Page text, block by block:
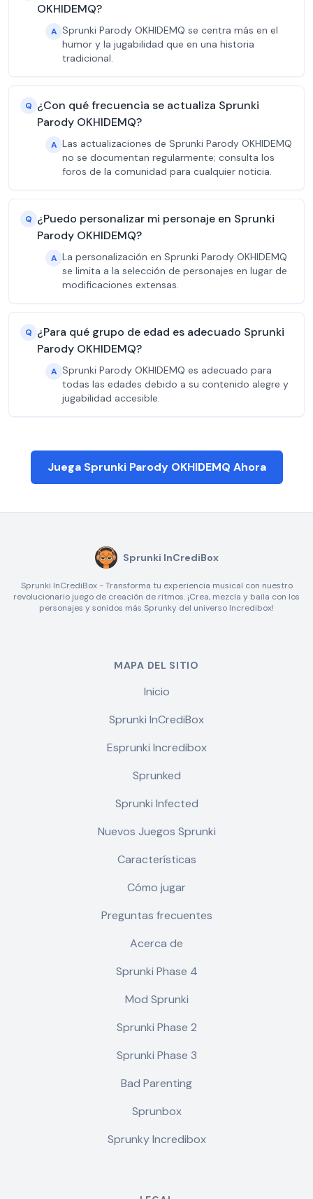
OKHIDEMQ?
A Sprunki Parody OKHIDEMQ se centra más en el
humor y la jugabilidad que en una historia
tradicional.
Q ¿Con qué frecuencia se actualiza Sprunki
Parody OKHIDEMQ?
A Las actualizaciones de Sprunki Parody OKHIDEMQ
no se documentan regularmente; consulta los
foros de la comunidad para cualquier noticia.
Q ¿Puedo personalizar mi personaje en Sprunki
Parody OKHIDEMQ?
A La personalización en Sprunki Parody OKHIDEMQ
se limita a la selección de personajes en lugar de
modificaciones extensas.
Q ¿Para qué grupo de edad es adecuado Sprunki
Parody OKHIDEMQ?
A Sprunki Parody OKHIDEMQ es adecuado para
todas las edades debido a su contenido alegre y
jugabilidad accesible.
Juega Sprunki Parody OKHIDEMQ Ahora
Sprunki InCrediBox
Sprunki InCrediBox - Transforma tu experiencia musical con nuestro
revolucionario juego de creación de ritmos. ¡Crea, mezcla y baila con los
personajes y sonidos más Sprunky del universo Incredibox!
MAPA DEL SITIO
Inicio
Sprunki InCrediBox
Esprunki Incredibox
Sprunked
Sprunki Infected
Nuevos Juegos Sprunki
Características
Cómo jugar
Preguntas frecuentes
Acerca de
Sprunki Phase 4
Mod Sprunki
Sprunki Phase 2
Sprunki Phase 3
Bad Parenting
Sprunbox
Sprunky Incredibox